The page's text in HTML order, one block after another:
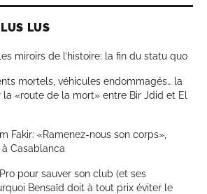
LUS
miroirs de l’histoire: la fin du statu quo
mortels, véhicules endommagés… la
«route de la mort» entre Bir Jdid et El
Fakir: «Ramenez-nous son corps»,
Casablanca
pour sauver son club (et ses
Bensaïd doit à tout prix éviter le